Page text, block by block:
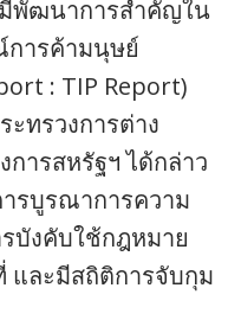
มีพัฒนาการสำคัญใน
การค้ามนุษย์
: TIP Report)
ทรวงการต่าง
การสหรัฐฯ ได้กล่าว
รบูรณาการความ
บังคับใช้กฎหมาย
และมีสถิติการจับกุม